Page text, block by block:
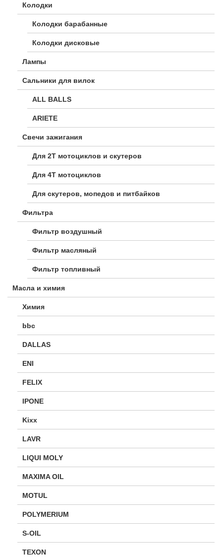
Колодки
Колодки барабанные
Колодки дисковые
Лампы
Сальники для вилок
ALL BALLS
ARIETE
Свечи зажигания
Для 2Т мотоциклов и скутеров
Для 4Т мотоциклов
Для скутеров, мопедов и питбайков
Фильтра
Фильтр воздушный
Фильтр масляный
Фильтр топливный
Масла и химия
Химия
bbc
DALLAS
ENI
FELIX
IPONE
Kixx
LAVR
LIQUI MOLY
MAXIMA OIL
MOTUL
POLYMERIUM
S-OIL
TEXON